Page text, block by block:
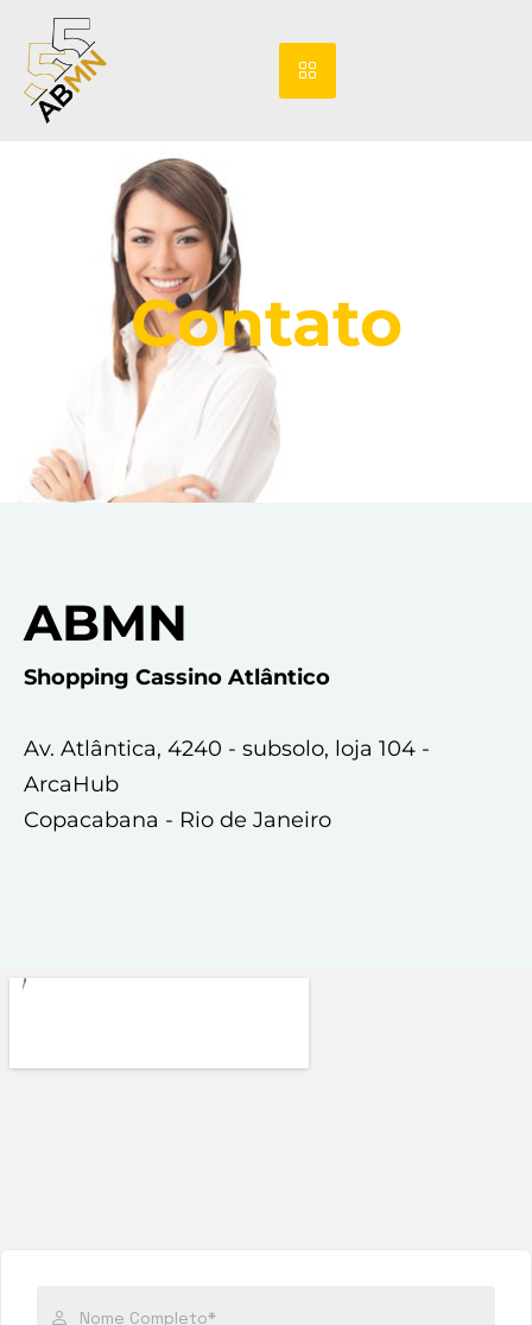
Contato
ABMN
Shopping Cassino Atlântico
Av. Atlântica, 4240 - subsolo, loja 104 -
ArcaHub
Copacabana - Rio de Janeiro